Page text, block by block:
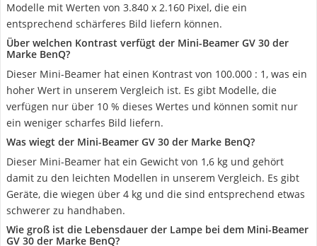
Modelle mit Werten von 3.840 x 2.160 Pixel, die ein
entsprechend schärferes Bild liefern können.
Über welchen Kontrast verfügt der Mini-Beamer GV 30 der
Marke BenQ?
Dieser Mini-Beamer hat einen Kontrast von 100.000 : 1, was ein
hoher Wert in unserem Vergleich ist. Es gibt Modelle, die
verfügen nur über 10 % dieses Wertes und können somit nur
ein weniger scharfes Bild liefern.
Was wiegt der Mini-Beamer GV 30 der Marke BenQ?
Dieser Mini-Beamer hat ein Gewicht von 1,6 kg und gehört
damit zu den leichten Modellen in unserem Vergleich. Es gibt
Geräte, die wiegen über 4 kg und die sind entsprechend etwas
schwerer zu handhaben.
Wie groß ist die Lebensdauer der Lampe bei dem Mini-Beamer
GV 30 der Marke BenQ?